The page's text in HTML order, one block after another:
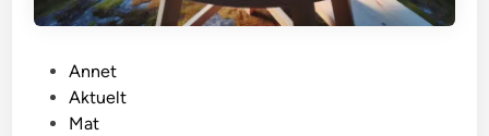
Annet
Aktuelt
Mat